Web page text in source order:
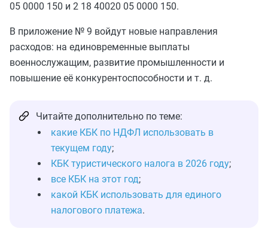
05 0000 150 и 2 18 40020 05 0000 150.
В приложение № 9 войдут новые направления
расходов: на единовременные выплаты
военнослужащим, развитие промышленности и
повышение её конкурентоспособности и т. д.
Читайте дополнительно по теме:
какие КБК по НДФЛ использовать в
текущем году;
КБК туристического налога в 2026 году;
все КБК на этот год;
какой КБК использовать для единого
налогового платежа.